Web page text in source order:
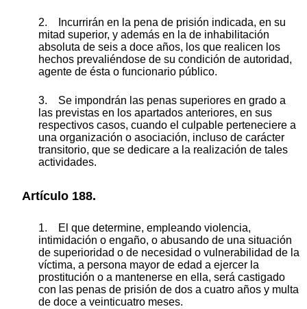
2. Incurrirán en la pena de prisión indicada, en su
mitad superior, y además en la de inhabilitación
absoluta de seis a doce años, los que realicen los
hechos prevaliéndose de su condición de autoridad,
agente de ésta o funcionario público.
3. Se impondrán las penas superiores en grado a
las previstas en los apartados anteriores, en sus
respectivos casos, cuando el culpable perteneciere a
una organización o asociación, incluso de carácter
transitorio, que se dedicare a la realización de tales
actividades.
Artículo 188.
1. El que determine, empleando violencia,
intimidación o engaño, o abusando de una situación
de superioridad o de necesidad o vulnerabilidad de la
víctima, a persona mayor de edad a ejercer la
prostitución o a mantenerse en ella, será castigado
con las penas de prisión de dos a cuatro años y multa
de doce a veinticuatro meses.